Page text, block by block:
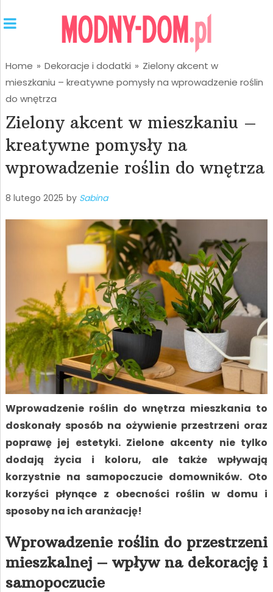
Home » Dekoracje i dodatki » Zielony akcent w
mieszkaniu – kreatywne pomysły na wprowadzenie roślin
do wnętrza
Zielony akcent w mieszkaniu –
kreatywne pomysły na
wprowadzenie roślin do wnętrza
8 lutego 2025 by Sabina
Wprowadzenie roślin do wnętrza mieszkania to
doskonały sposób na ożywienie przestrzeni oraz
poprawę jej estetyki. Zielone akcenty nie tylko
dodają życia i koloru, ale także wpływają
korzystnie na samopoczucie domowników. Oto
korzyści płynące z obecności roślin w domu i
sposoby na ich aranżację!
Wprowadzenie roślin do przestrzeni
mieszkalnej – wpływ na dekorację i
samopoczucie